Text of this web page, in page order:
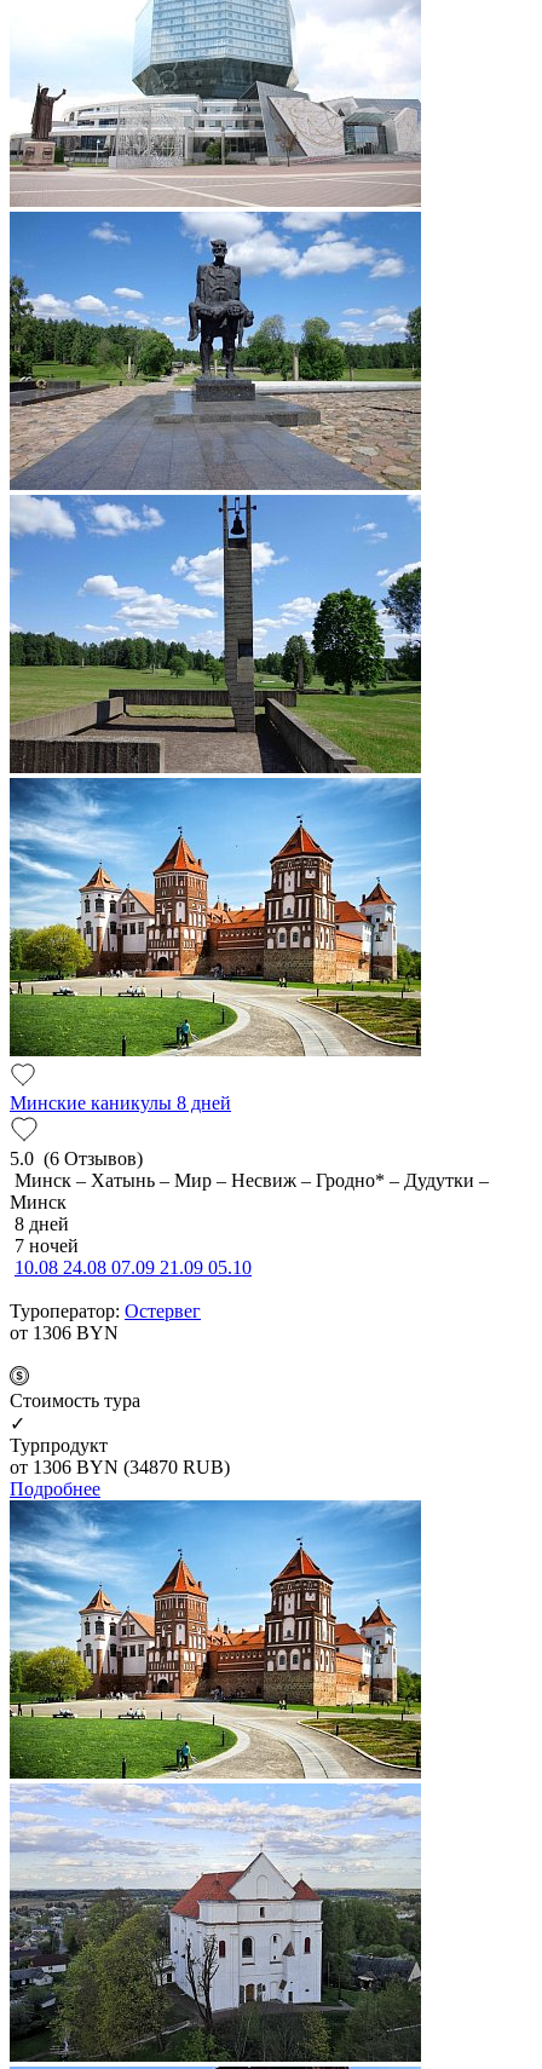
Минские каникулы 8 дней
5.0 (6 Отзывов)
Минск – Хатынь – Мир – Несвиж – Гродно* – Дудутки –
Минск
8 дней
7 ночей
10.08 24.08 07.09 21.09 05.10
Туроператор: Остервег
от 1306 BYN
Cтоимость тура
✓
Турпродукт
от 1306 BYN (34870 RUB)
Подробнее